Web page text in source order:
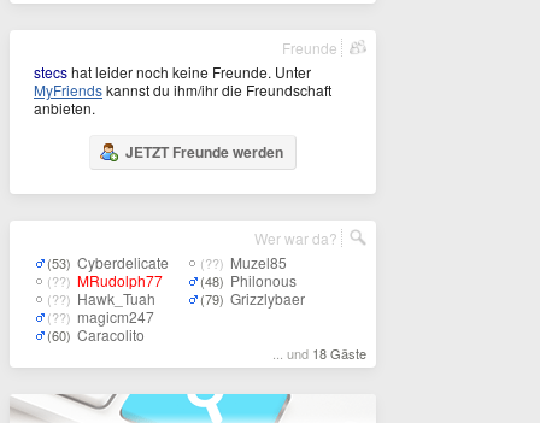
stecshat leider noch keine Freunde. Unter
MyFriendskannst du ihm/ihr die Freundschaft
anbieten.
JETZT Freunde werden
Freunde
(53) Cyberdelicate
(??) MRudolph77
(??) Hawk_Tuah
(??) magicm247
(60) Caracolito
(??) Muzel85
(48) Philonous
(79) Grizzlybaer
... und 18 Gäste
Wer war da?